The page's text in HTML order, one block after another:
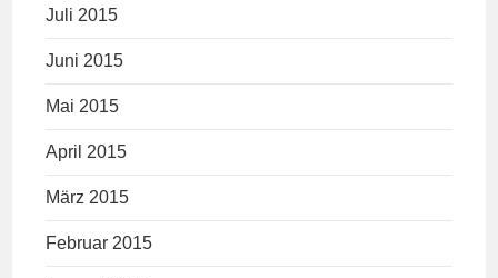
Juli 2015
Juni 2015
Mai 2015
April 2015
März 2015
Februar 2015